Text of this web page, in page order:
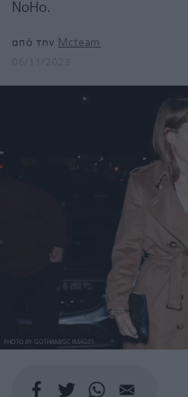
NoHo.
από την Mcteam
PHOTO BY GOTHAM/GC IMAGES